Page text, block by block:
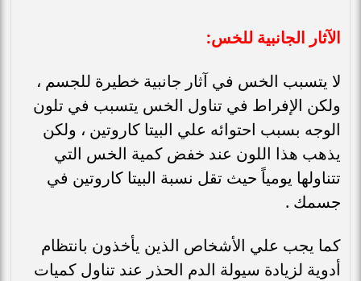
الآثار الجانبية للخس:
لا يتسبب الخس في آثار جانبية خطيرة للجسم ،
ولكن الإفراط في تناول الخس يتسبب في تلون
الوجه بسبب احتوائه علي البيتا كاروتين ، ولكن
يذهب هذا اللون عند خفض كمية الخس التي
تتناولها يومياً حيث تقل نسبة البيتا كاروتين في
جسمك .
كما يجب علي الأشخاص الذين يأخذون بانتظام
أدوية لزيادة سيولة الدم الحذر عند تناول كميات